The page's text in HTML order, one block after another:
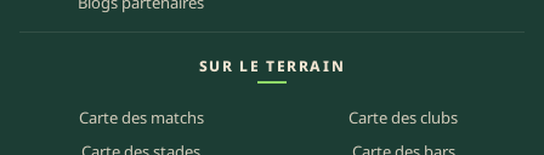
SUR LE TERRAIN
Carte des matchs
Carte des clubs